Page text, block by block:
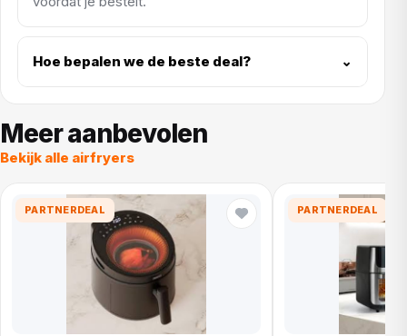
Hoe bepalen we de beste deal? ⌄
Meer aanbevolen
Bekijk alle airfryers
PARTNERDEAL PARTNERDEAL